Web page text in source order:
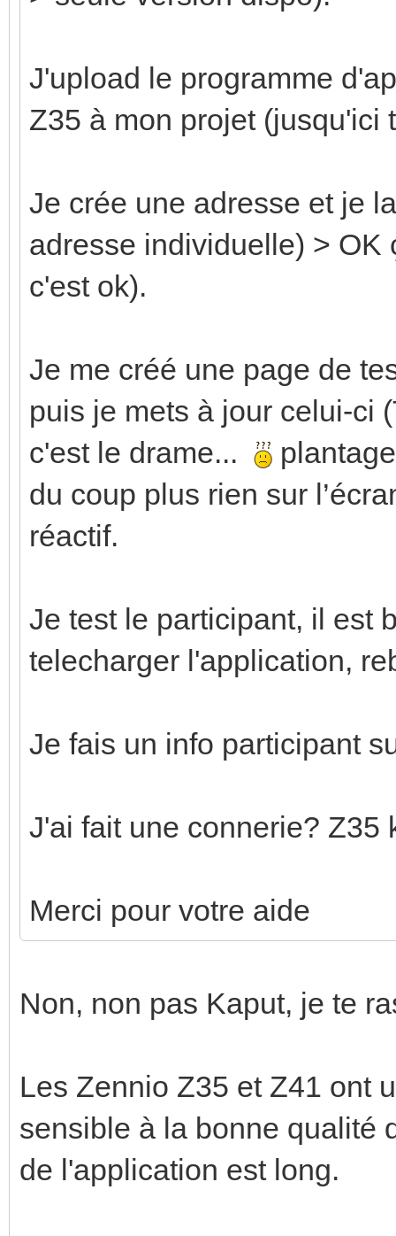
J'upload le programme
Z35 à mon projet (jusqu'ici
Je crée une adresse et je
adresse individuelle) > OK
c'est ok).
Je me créé une page de
puis je mets à jour celui-ci
c'est le drame...
du coup plus rien sur
réactif.
Je test le participant, il est
telecharger l'application,
Je fais un info participant
J'ai fait une connerie? Z35
Merci pour votre aide
Non, non pas Kaput, je te
Les Zennio Z35 et Z41 ont
sensible à la bonne qualité
de l'application est long.